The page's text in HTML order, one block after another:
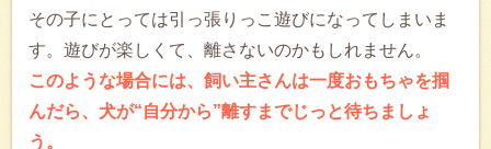
その子にとっては引っ張りっこ遊びになってしまいま
す。遊びが楽しくて、離さないのかもしれません。
このような場合には、飼い主さんは一度おもちゃを掴
んだら、犬が“自分から”離すまでじっと待ちましょ
う。